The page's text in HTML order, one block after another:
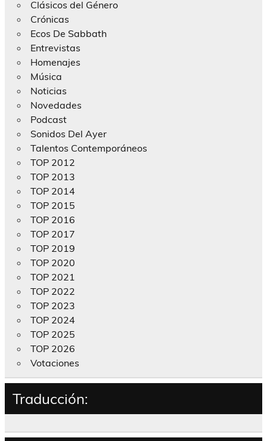
Clásicos del Género
Crónicas
Ecos De Sabbath
Entrevistas
Homenajes
Música
Noticias
Novedades
Podcast
Sonidos Del Ayer
Talentos Contemporáneos
TOP 2012
TOP 2013
TOP 2014
TOP 2015
TOP 2016
TOP 2017
TOP 2019
TOP 2020
TOP 2021
TOP 2022
TOP 2023
TOP 2024
TOP 2025
TOP 2026
Votaciones
Traducción: